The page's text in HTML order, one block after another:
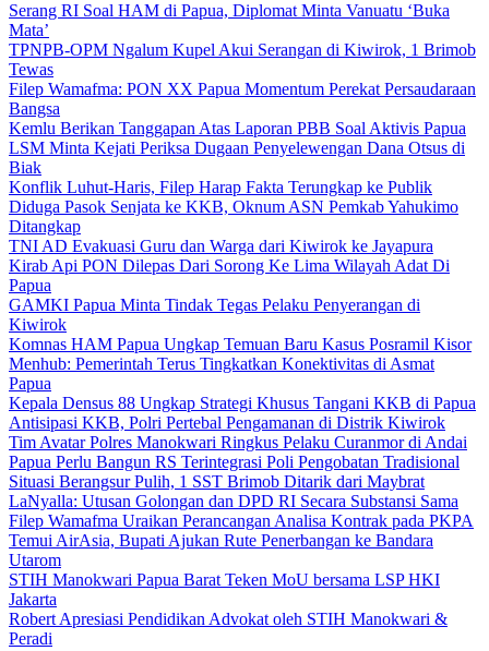
Serang RI Soal HAM di Papua, Diplomat Minta Vanuatu ‘Buka
Mata’
TPNPB-OPM Ngalum Kupel Akui Serangan di Kiwirok, 1 Brimob
Tewas
Filep Wamafma: PON XX Papua Momentum Perekat Persaudaraan
Bangsa
Kemlu Berikan Tanggapan Atas Laporan PBB Soal Aktivis Papua
LSM Minta Kejati Periksa Dugaan Penyelewengan Dana Otsus di
Biak
Konflik Luhut-Haris, Filep Harap Fakta Terungkap ke Publik
Diduga Pasok Senjata ke KKB, Oknum ASN Pemkab Yahukimo
Ditangkap
TNI AD Evakuasi Guru dan Warga dari Kiwirok ke Jayapura
Kirab Api PON Dilepas Dari Sorong Ke Lima Wilayah Adat Di
Papua
GAMKI Papua Minta Tindak Tegas Pelaku Penyerangan di
Kiwirok
Komnas HAM Papua Ungkap Temuan Baru Kasus Posramil Kisor
Menhub: Pemerintah Terus Tingkatkan Konektivitas di Asmat
Papua
Kepala Densus 88 Ungkap Strategi Khusus Tangani KKB di Papua
Antisipasi KKB, Polri Pertebal Pengamanan di Distrik Kiwirok
Tim Avatar Polres Manokwari Ringkus Pelaku Curanmor di Andai
Papua Perlu Bangun RS Terintegrasi Poli Pengobatan Tradisional
Situasi Berangsur Pulih, 1 SST Brimob Ditarik dari Maybrat
LaNyalla: Utusan Golongan dan DPD RI Secara Substansi Sama
Filep Wamafma Uraikan Perancangan Analisa Kontrak pada PKPA
Temui AirAsia, Bupati Ajukan Rute Penerbangan ke Bandara
Utarom
STIH Manokwari Papua Barat Teken MoU bersama LSP HKI
Jakarta
Robert Apresiasi Pendidikan Advokat oleh STIH Manokwari &
Peradi